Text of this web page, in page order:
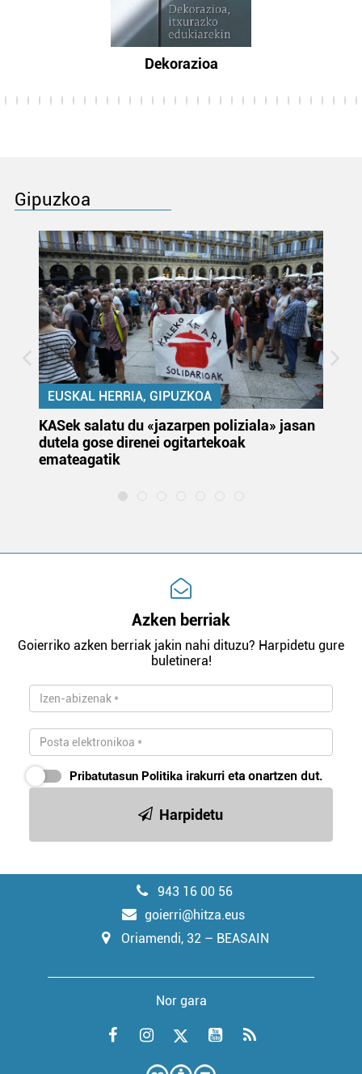
Dekorazioa
Gipuzkoa
EUSKAL HERRIA, GIPUZKOA
KASek salatu du «jazarpen poliziala» jasan
dutela gose direnei ogitartekoak
emateagatik
Azken berriak
Goierriko azken berriak jakin nahi dituzu? Harpidetu gure
buletinera!
Pribatutasun Politika irakurri eta onartzen dut.
Harpidetu
943 16 00 56
goierri@hitza.eus
Oriamendi, 32 – BEASAIN
Nor gara